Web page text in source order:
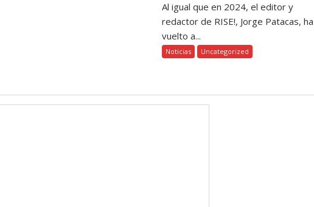
Al igual que en 2024, el editor y
redactor de RISE!, Jorge Patacas, ha
vuelto a...
Noticias Uncategorized